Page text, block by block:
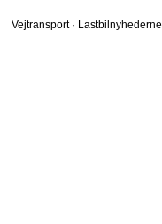
Vejtransport · Lastbilnyhederne